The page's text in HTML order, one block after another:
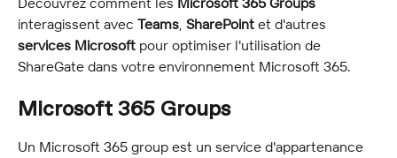
interagissent avec Teams, SharePoint et d'autres
services Microsoft pour optimiser l'utilisation de
ShareGate dans votre environnement Microsoft 365.
Microsoft 365 Groups
Un Microsoft 365 group est un service d'appartenance